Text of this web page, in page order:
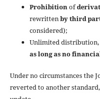
Prohibitionof
rewrittenby third
considered);
Unlimited distribution,
as long as no
Under no circumstances the
reverted to another